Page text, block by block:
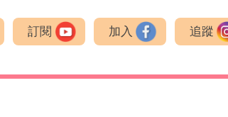
訂閱 加入 追蹤